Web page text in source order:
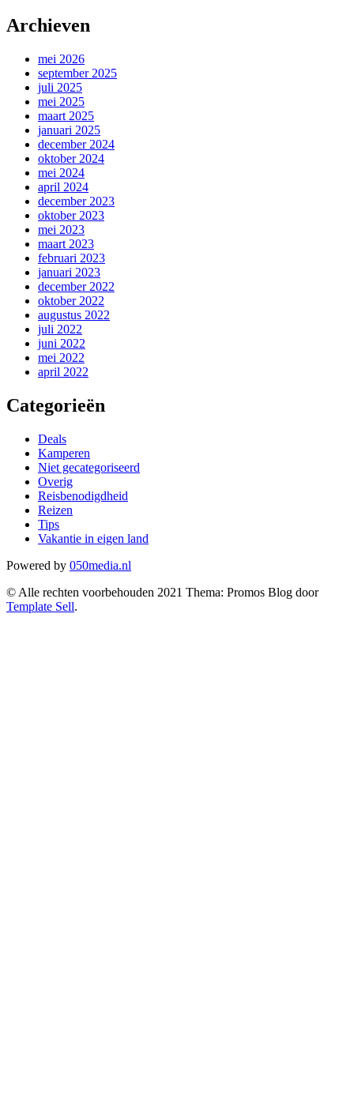
Archieven
mei 2026
september 2025
juli 2025
mei 2025
maart 2025
januari 2025
december 2024
oktober 2024
mei 2024
april 2024
december 2023
oktober 2023
mei 2023
maart 2023
februari 2023
januari 2023
december 2022
oktober 2022
augustus 2022
juli 2022
juni 2022
mei 2022
april 2022
Categorieën
Deals
Kamperen
Niet gecategoriseerd
Overig
Reisbenodigdheid
Reizen
Tips
Vakantie in eigen land
Powered by 050media.nl
© Alle rechten voorbehouden 2021 Thema: Promos Blog door
Template Sell.